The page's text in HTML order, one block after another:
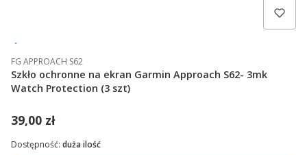
FG APPROACH S62
Szkło ochronne na ekran Garmin Approach S62- 3mk
Watch Protection (3 szt)
39,00 zł
Dostępność: duża ilość